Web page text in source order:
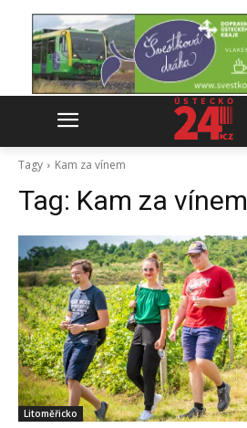
Tagy Kam za vínem
Tag: Kam za vínem
Litoměřicko